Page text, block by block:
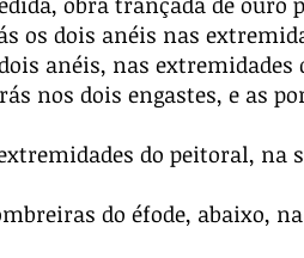
os dois anéis nas
anéis, nas extremidades
nos dois engastes, e as
do peitoral, na
do éfode, abaixo,